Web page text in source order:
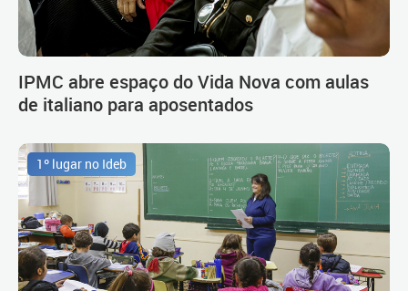
IPMC abre espaço do Vida Nova com aulas
de italiano para aposentados
1º lugar no Ideb